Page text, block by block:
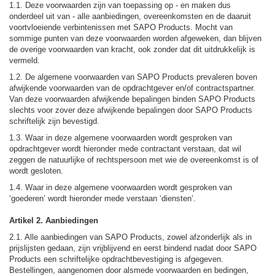
1.1. Deze voorwaarden zijn van toepassing op - en maken dus
onderdeel uit van - alle aanbiedingen, overeenkomsten en de daaruit
voortvloeiende verbintenissen met SAPO Products. Mocht van
sommige punten van deze voorwaarden worden afgeweken, dan blijven
de overige voorwaarden van kracht, ook zonder dat dit uitdrukkelijk is
vermeld.
1.2. De algemene voorwaarden van SAPO Products prevaleren boven
afwijkende voorwaarden van de opdrachtgever en/of contractspartner.
Van deze voorwaarden afwijkende bepalingen binden SAPO Products
slechts voor zover deze afwijkende bepalingen door SAPO Products
schriftelijk zijn bevestigd.
1.3. Waar in deze algemene voorwaarden wordt gesproken van
opdrachtgever wordt hieronder mede contractant verstaan, dat wil
zeggen de natuurlijke of rechtspersoon met wie de overeenkomst is of
wordt gesloten.
1.4. Waar in deze algemene voorwaarden wordt gesproken van
‘goederen’ wordt hieronder mede verstaan ‘diensten’.
Artikel 2. Aanbiedingen
2.1. Alle aanbiedingen van SAPO Products, zowel afzonderlijk als in
prijslijsten gedaan, zijn vrijblijvend en eerst bindend nadat door SAPO
Products een schriftelijke opdrachtbevestiging is afgegeven.
Bestellingen, aangenomen door alsmede voorwaarden en bedingen,